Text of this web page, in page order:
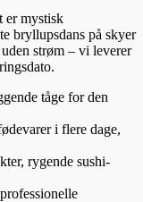
er mystisk
bryllupsdans på skyer
uden strøm – vi leverer
tåge for den
i flere dage,
rygende sushi-